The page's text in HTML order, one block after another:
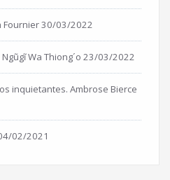
Fournier30/03/2022
Wa Thiong´o 23/03/2022
inquietantes. Ambrose Bierce
02/2021